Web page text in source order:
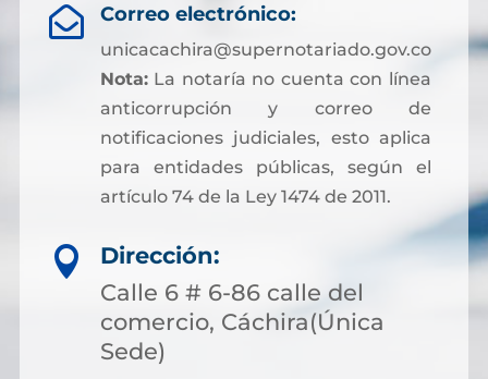
 Correo electrónico:
unicacachira@supernotariado.gov.co
Nota:La notaría no cuenta con línea
anticorrupción y correo de
notificaciones judiciales, esto aplica
para entidades públicas, según el
artículo 74 de la Ley 1474 de 2011.

Dirección:
Calle 6 # 6-86 calle del
comercio, Cáchira(Única
Sede)